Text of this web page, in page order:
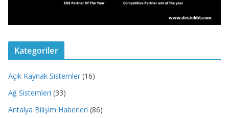
Kategoriler
Açık Kaynak Sistemler (16)
Ağ Sistemleri (33)
Antalya Bilişim Haberleri (86)